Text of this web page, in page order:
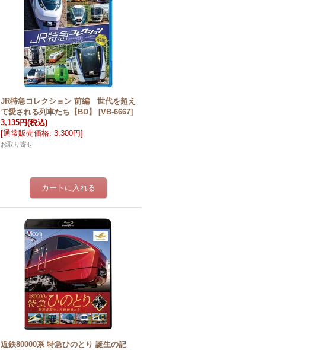
JR特急コレクション 前編 世代を超え
て愛される列車たち【BD】
[VB-6667]
3,135円(税込)
[通常販売価格: 3,300円]
お取り寄せ
近鉄80000系 特急ひのとり 誕生の記